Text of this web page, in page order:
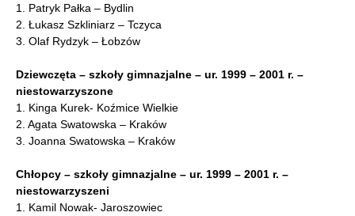
1. Patryk Pałka – Bydlin
2. Łukasz Szkliniarz – Tczyca
3. Olaf Rydzyk – Łobzów
Dziewczęta – szkoły gimnazjalne – ur. 1999 – 2001 r. –
niestowarzyszone
1. Kinga Kurek- Koźmice Wielkie
2. Agata Swatowska – Kraków
3. Joanna Swatowska – Kraków
Chłopcy – szkoły gimnazjalne – ur. 1999 – 2001 r. –
niestowarzyszeni
1. Kamil Nowak- Jaroszowiec